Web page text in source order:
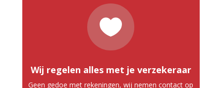

Wij regelen alles met je verzekeraar
Geen gedoe met rekeningen, wij nemen contact op